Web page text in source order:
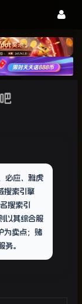
必应、雅虎
搜索引擎
搜索引
以其综合服
为卖点；赌
务。